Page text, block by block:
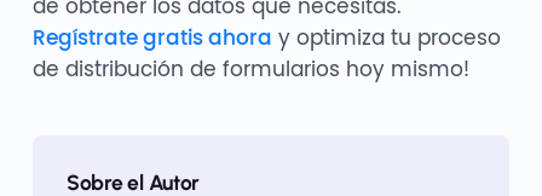
Regístrate gratis ahora y optimiza tu proceso
de distribución de formularios hoy mismo!
Sobre el Autor